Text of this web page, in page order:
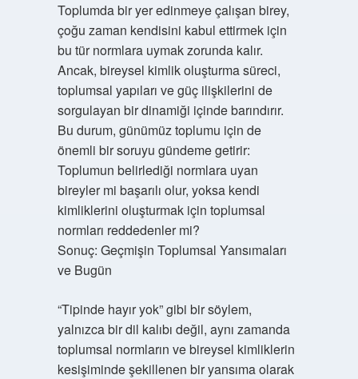
Toplumda bir yer edinmeye çalışan birey,
çoğu zaman kendisini kabul ettirmek için
bu tür normlara uymak zorunda kalır.
Ancak, bireysel kimlik oluşturma süreci,
toplumsal yapıları ve güç ilişkilerini de
sorgulayan bir dinamiği içinde barındırır.
Bu durum, günümüz toplumu için de
önemli bir soruyu gündeme getirir:
Toplumun belirlediği normlara uyan
bireyler mi başarılı olur, yoksa kendi
kimliklerini oluşturmak için toplumsal
normları reddedenler mi?
Sonuç: Geçmişin Toplumsal Yansımaları
ve Bugün
“Tipinde hayır yok” gibi bir söylem,
yalnızca bir dil kalıbı değil, aynı zamanda
toplumsal normların ve bireysel kimliklerin
kesişiminde şekillenen bir yansıma olarak